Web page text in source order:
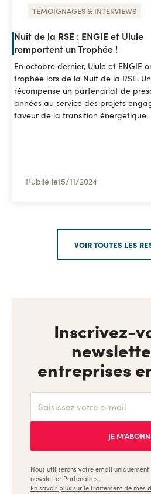
TÉMOIGNAGES & INTERVIEWS
Nuit de la RSE : ENGIE et Ulule
remportent un Trophée !
En octobre dernier, Ulule et ENGIE
trophée lors de la Nuit de la RSE.
récompense un partenariat de
années au service des projets
faveur de la transition énergétique.
Publié le15/11/2024
VOIR TOUTES LES
Inscrivez-
entreprises
Nous utiliserons votre email
newsletter Partenaires.
En savoir plus sur le traitement de mes